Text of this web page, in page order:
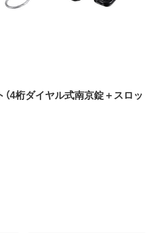
4桁ダイヤル式南京錠＋スロッ